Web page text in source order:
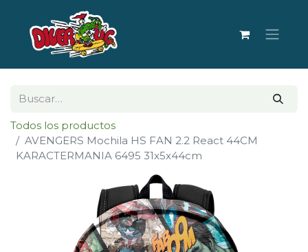
Todos los productos
AVENGERS Mochila HS FAN 2.2 React 44CM
KARACTERMANIA 6495 31x5x44cm